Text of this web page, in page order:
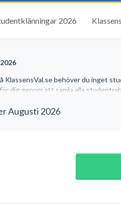
2026
behöver du inget
dig genom att samla alla
Augusti 2026